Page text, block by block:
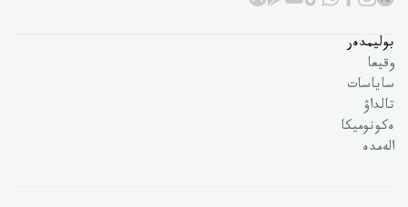
بوليمدەر
وقيعا
ساياسات
تالداۋ
ەكونوميكا
الەمدە